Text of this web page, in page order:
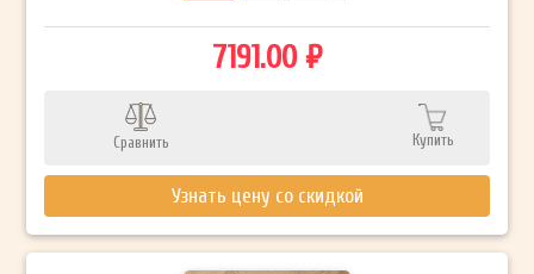
7191.00 ₽
Сравнить Купить
Узнать цену со скидкой